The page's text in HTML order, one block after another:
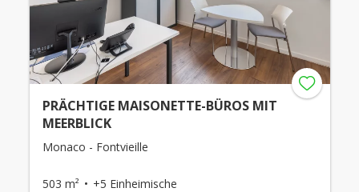
PRÄCHTIGE MAISONETTE-BÜROS MIT
MEERBLICK
Monaco - Fontvieille
503 m² +5 Einheimische